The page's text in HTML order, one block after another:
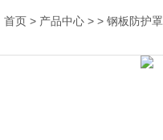
首页 > 产品中心 > > 钢板防护罩